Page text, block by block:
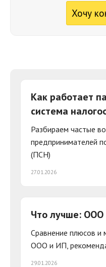
Хочу
Как работает
система
Разбираем частые
предпринимателей
(ПСН)
27.01.2026
Что лучше: ООО
Сравнение плюсов и
ООО и ИП,
29.01.2026